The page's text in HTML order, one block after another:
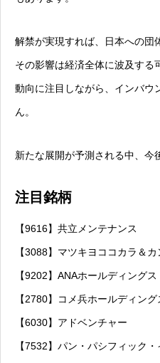
解禁が実現すれば、日本への団
その影響は経済全体に波及する
動向に注目しながら、インバウ
ん。
新たな展開が予測される中、今
注目銘柄
【9616】共立メンテナンス
【3088】マツキヨココカラ＆
【9202】ANAホールディングス
【2780】コメ兵ホールディング
【6030】アドベンチャー
【7532】パン・パシフィック